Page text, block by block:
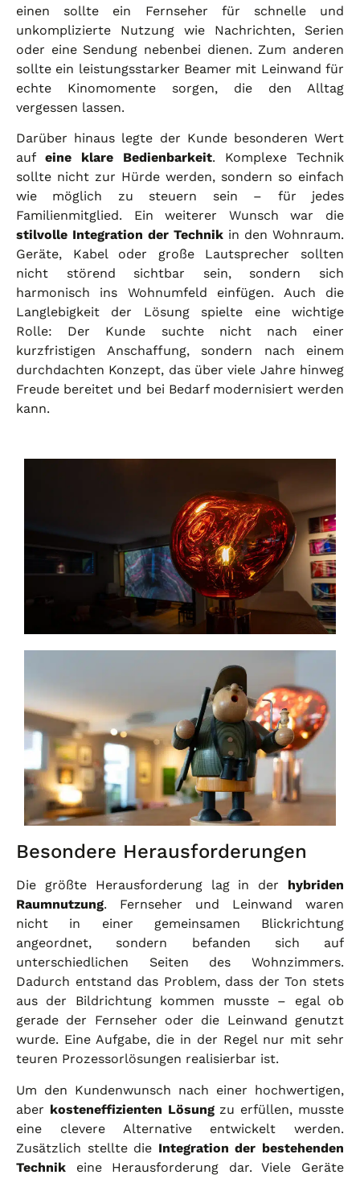
einen sollte ein Fernseher für schnelle und
unkomplizierte Nutzung wie Nachrichten, Serien
oder eine Sendung nebenbei dienen. Zum anderen
sollte ein leistungsstarker Beamer mit Leinwand für
echte Kinomomente sorgen, die den Alltag
vergessen lassen.
Darüber hinaus legte der Kunde besonderen Wert
auf eine klare Bedienbarkeit. Komplexe Technik
sollte nicht zur Hürde werden, sondern so einfach
wie möglich zu steuern sein – für jedes
Familienmitglied. Ein weiterer Wunsch war die
stilvolle Integration der Technik in den Wohnraum.
Geräte, Kabel oder große Lautsprecher sollten
nicht störend sichtbar sein, sondern sich
harmonisch ins Wohnumfeld einfügen. Auch die
Langlebigkeit der Lösung spielte eine wichtige
Rolle: Der Kunde suchte nicht nach einer
kurzfristigen Anschaffung, sondern nach einem
durchdachten Konzept, das über viele Jahre hinweg
Freude bereitet und bei Bedarf modernisiert werden
kann.
Besondere Herausforderungen
Die größte Herausforderung lag in der hybriden
Raumnutzung. Fernseher und Leinwand waren
nicht in einer gemeinsamen Blickrichtung
angeordnet, sondern befanden sich auf
unterschiedlichen Seiten des Wohnzimmers.
Dadurch entstand das Problem, dass der Ton stets
aus der Bildrichtung kommen musste – egal ob
gerade der Fernseher oder die Leinwand genutzt
wurde. Eine Aufgabe, die in der Regel nur mit sehr
teuren Prozessorlösungen realisierbar ist.
Um den Kundenwunsch nach einer hochwertigen,
aber kosteneffizienten Lösungzu erfüllen, musste
eine clevere Alternative entwickelt werden.
Zusätzlich stellte die Integration der bestehenden
Technik eine Herausforderung dar. Viele Geräte